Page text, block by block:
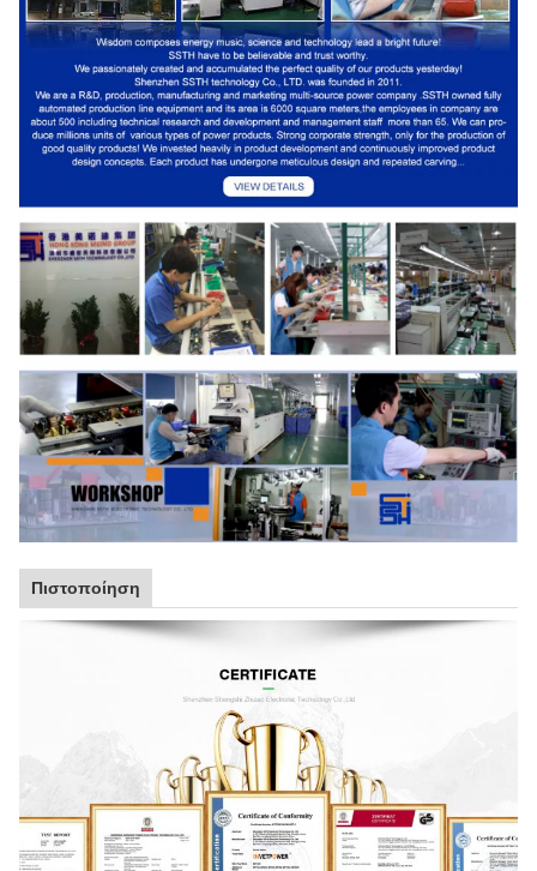
Πιστοποίηση